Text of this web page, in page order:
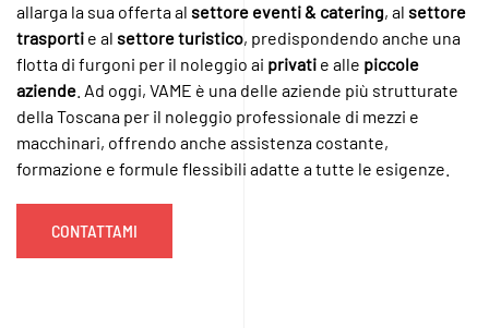
allarga la sua offerta al settore eventi & catering, al settore
trasporti e al settore turistico, predispondendo anche una
flotta di furgoni per il noleggio ai privati e alle piccole
aziende . Ad oggi, VAME è una delle aziende più strutturate
della Toscana per il noleggio professionale di mezzi e
macchinari, offrendo anche assistenza costante,
formazione e formule flessibili adatte a tutte le esigenze.
CONTATTAMI